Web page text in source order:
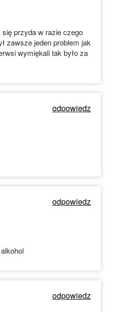
przyda w razie czego
zawsze jeden problem jak
wymiękali tak było za
odpowiedz
odpowiedz
odpowiedz